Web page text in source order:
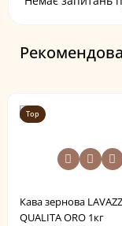
Top
Кава зернова
QUALITA ORO 1кг